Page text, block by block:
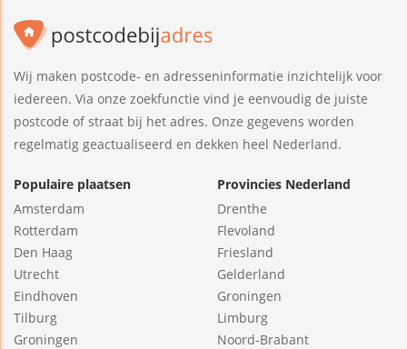
Wij maken postcode- en adresseninformatie inzichtelijk voor
iedereen. Via onze zoekfunctie vind je eenvoudig de juiste
postcode of straat bij het adres. Onze gegevens worden
regelmatig geactualiseerd en dekken heel Nederland.
Populaire plaatsen
Amsterdam
Rotterdam
Den Haag
Utrecht
Eindhoven
Tilburg
Groningen
Provincies Nederland
Drenthe
Flevoland
Friesland
Gelderland
Groningen
Limburg
Noord-Brabant